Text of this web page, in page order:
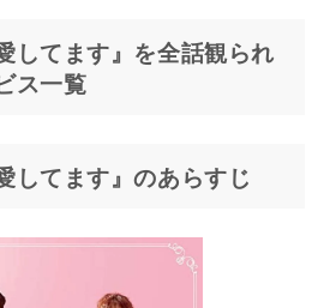
してます』を全話観られ
ス一覧
してます』のあらすじ